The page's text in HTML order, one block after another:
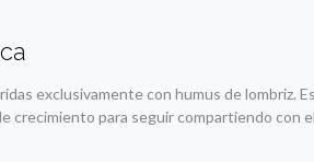
exclusivamente con humus de lombriz.
crecimiento para seguir compartiendo con